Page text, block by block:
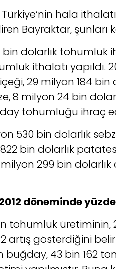
hala
Bayraktar, şunları
bin dolarlık tohumluk
ithalatı yapıldı.
29 milyon 184 bin
8 milyon 24 bin
tohumluğu ihraç
530 bin dolarlık
822 bin dolarlık
299 bin dolarlık
döneminde
tohumluk üretiminin,
artış gösterdiğini
buğday, 43 bin 162